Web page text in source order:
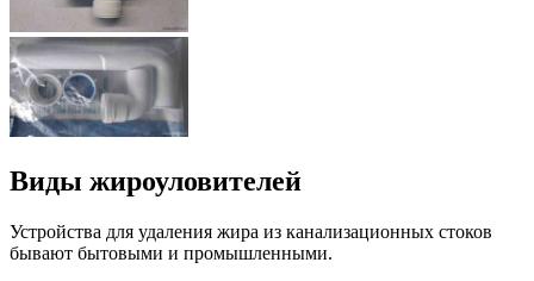
Виды жироуловителей
Устройства для удаления жира из канализационных стоков
бывают бытовыми и промышленными.